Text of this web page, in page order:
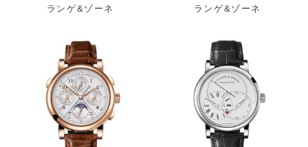
ランゲ&ゾーネ ランゲ&ゾーネ